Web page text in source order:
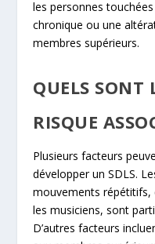
les personnes
chronique ou une
membres supérieurs.
QUELS SONT
RISQUE
Plusieurs facteurs
développer un SDLS.
mouvements répétitifs,
les musiciens, sont
D’autres facteurs